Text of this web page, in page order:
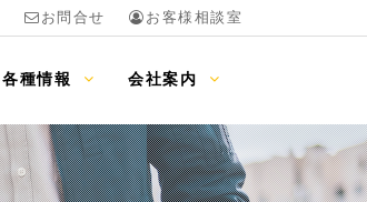
お問合せ お客様相談室
各種情報 会社案内